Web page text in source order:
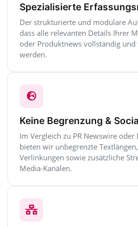
Spezialisierte
Der strukturierte und modulare
dass alle relevanten Details Ihrer
oder Produktnews vollständig
werden.
Keine Begrenzung &
Im Vergleich zu PR Newswire oder
bieten wir unbegrenzte
Verlinkungen sowie zusätzliche
Media-Kanälen.